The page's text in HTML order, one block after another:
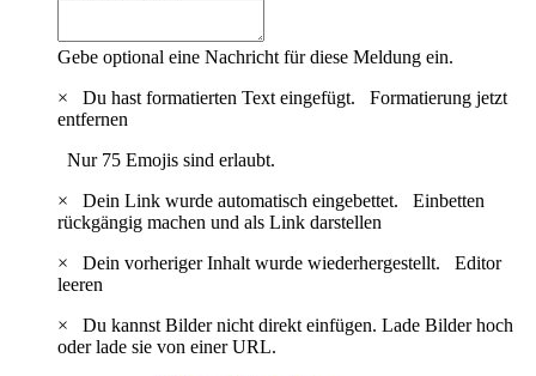
Gebe optional eine Nachricht für diese Meldung ein.
×
Du hast formatierten Text eingefügt. Formatierung jetzt
entfernen
Nur 75 Emojis sind erlaubt.
×
Dein Link wurde automatisch eingebettet. Einbetten
rückgängig machen und als Link darstellen
×
Dein vorheriger Inhalt wurde wiederhergestellt. Editor
leeren
×
Du kannst Bilder nicht direkt einfügen. Lade Bilder hoch
oder lade sie von einer URL.